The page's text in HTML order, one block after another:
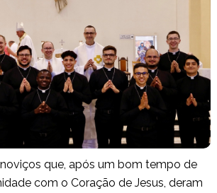
que, após um bom tempo de
com o Coração de Jesus, deram